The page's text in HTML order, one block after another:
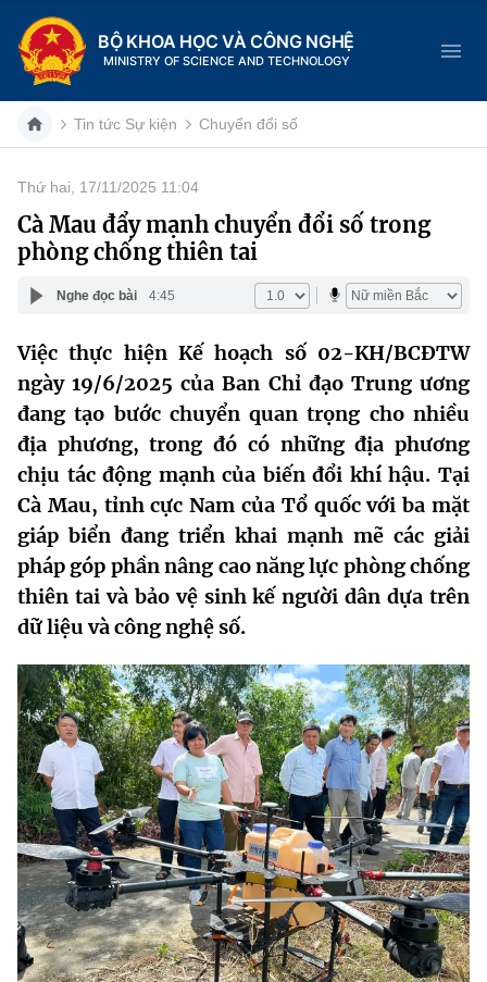
BỘ KHOA HỌC VÀ CÔNG NGHỆ
MINISTRY OF SCIENCE AND TECHNOLOGY
Danh mục
Trang chủ
Giới thiệu
Chức năng nhiệm vụ
Cơ cấu tổ chức
Lịch sử phát triển
Sở Khoa học và Công nghệ
Tin tức sự kiện
Khoa học và Công nghệ
Đổi mới sáng tạo
Chuyển đổi số
Bưu chính, Viễn thông
Sở hữu trí tuệ
Tiêu chuẩn, đo lường, chất lượng
Năng lượng nguyên tử
Tin tổng hợp
Tin địa phương
Dịch vụ công
Hệ thống văn bản
Văn bản QPPL
Văn bản chỉ đạo điều hành
Lấy ý kiến người dân về dự thảo VBQPPL
MST IOFFICE
THỐNG KÊ
Khoa học và Công nghệ
Đổi mới sáng tạo
Chuyển đổi số
Bưu chính, Viễn thông
Sở hữu trí tuệ
Tiêu chuẩn, đo lường, chất lượng
Năng lượng nguyên tử
Khác
Videos
Infographic
Ảnh
Voice
Nhiệm vụ trọng tâm
Tin tức Sự kiện Chuyển đổi số
Thứ hai, 17/11/2025 11:04
Cà Mau đẩy mạnh chuyển đổi số trong
phòng chống thiên tai
Nghe đọc bài 4:45
Việc thực hiện Kế hoạch số 02-KH/BCĐTW
ngày 19/6/2025 của Ban Chỉ đạo Trung ương
đang tạo bước chuyển quan trọng cho nhiều
địa phương, trong đó có những địa phương
chịu tác động mạnh của biến đổi khí hậu. Tại
Cà Mau, tỉnh cực Nam của Tổ quốc với ba mặt
giáp biển đang triển khai mạnh mẽ các giải
pháp góp phần nâng cao năng lực phòng chống
thiên tai và bảo vệ sinh kế người dân dựa trên
dữ liệu và công nghệ số.